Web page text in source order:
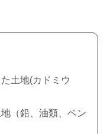
土地(カドミウ
（鉛、油類、ベン